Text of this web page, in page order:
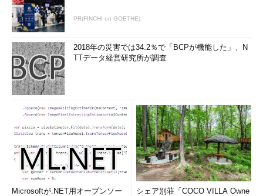
PR(FINCHI on GOETHE)
2018年の災害では34.2％で「BCPが機能した」、N
TTデータ経営研究所が調査
Microsoftが.NET用オープンソー
シェア別荘「COCO VILLA Owne